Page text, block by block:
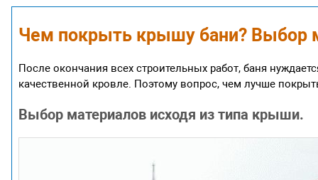
Чем покрыть крышу бани? Выбор
После окончания всех строительных работ, баня
качественной кровле. Поэтому вопрос, чем лучше
Выбор материалов исходя из типа крыши.